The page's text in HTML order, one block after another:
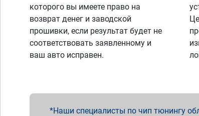
которого вы имеете право на
возврат денег и заводской
прошивки, если результат будет не
соответствовать заявленному и
ваш авто исправен.
Наши специалисты по чип тюнингу